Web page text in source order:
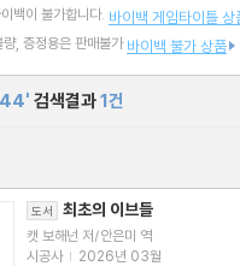
백이 불가합니다. 바이백 게임타이틀 상
, 증정용은 판매불가 바이백 불가 상품
검색결과1건
도서 최초의 이브들
캣 보해넌 저/안은미 역
시공사 | 2026년 03월